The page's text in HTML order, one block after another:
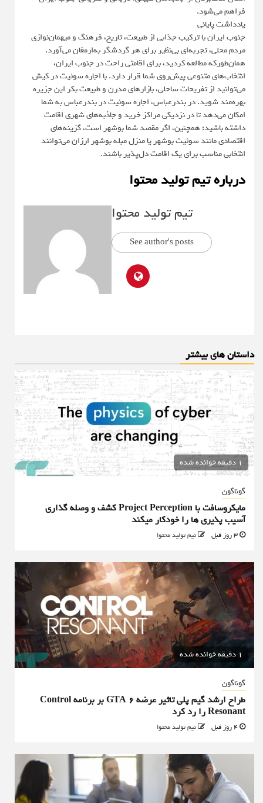
فراهم می‌شود.
یادداشت پایانی
جنوب ایران با ترکیب جذابی از طبیعت، تاریخ، فرهنگ و میهمان‌نوازی
مردم محلی، تجربه‌ای بی‌نظیر برای هر گردشگر به‌ارمغان می‌آورد.
همان‌طورکه مطالعه کردید، برای اقامتی راحت در جنوب ایران،
انتخاب‌های متنوعی پیش‌روی شما قرار دارد. با اجاره سوئیت در کیش
می‌توانید از تفریحات ساحلی، بازارهای مدرن و طبیعت بکر این جزیره
بهره‌مند شوید. در بندرعباس، اجاره سوئیت در بندرعباس به شما
امکان می‌دهد تا در نزدیکی مراکز خرید و جاذبه‌های شهری اقامت
داشته باشید؛ همچنین، اگر مقصد شما بوشهر است، گزینه‌های
اقتصادی مانند سوئیت بوشهر یا منزل مبله بوشهر ارزان می‌توانند
انتخابی مناسب برای یک اقامت دل‌پذیر باشند.
درباره تیم تولید محتوا
تیم تولید محتوا
See author's posts
داستان های بیشتر
1 دقیقه خوانده شده
گوناگون
مایکروسافت با Project Perception کشف و وصله گذاری
آسیب پذیری ها را خودکار میکند
تیم تولید محتوا
1 دقیقه خوانده شده
گوناگون
طراح ارشد گیم پلی تاثیر عرضه GTA 6 بر برنامه Control
Resonant را رد کرد
تیم تولید محتوا